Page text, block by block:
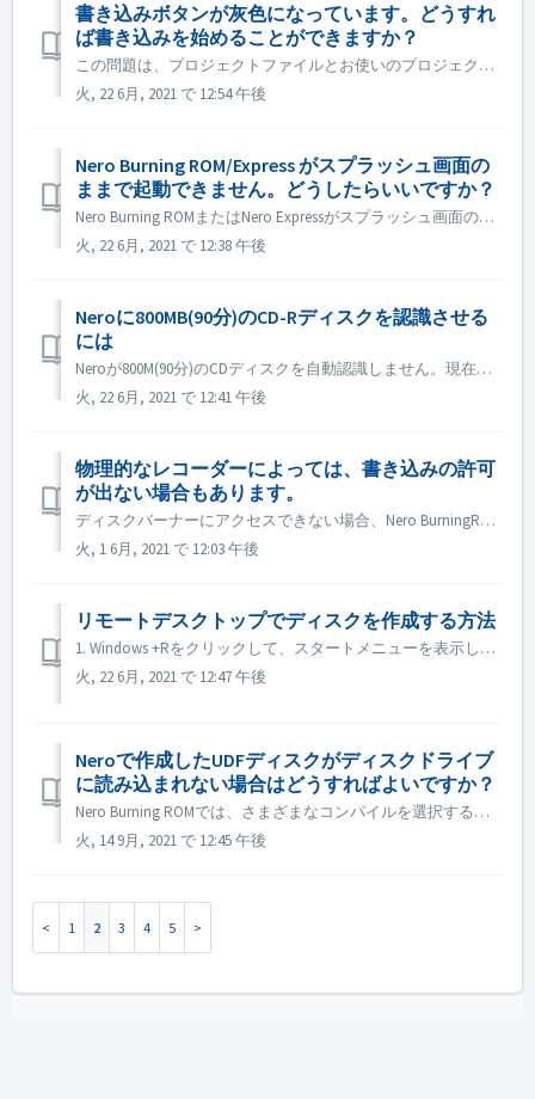
書き込みボタンが灰色になっています。どうすれ
ば書き込みを始めることができますか？
この問題は、プロジェクトファイルとお使いのプロジェクトタイプとの間の不一致が原因である可能性があります。他のプロジェクトタイプを試して、一致問題があるかどうかを確認してください。 ディスクドライブの認識に失敗したことも原因の一つと考えられますので、お試しください。 1. 外付けの光ディスクドライブレコ...
火, 22 6月, 2021 で 12:54 午後
Nero Burning ROM/Express がスプラッシュ画面の
ままで起動できません。どうしたらいいですか？
Nero Burning ROMまたはNero Expressがスプラッシュ画面のみでアプリケーションウィンドウが表示されない場合は、お使いのコンピュータに動作しないディスクドライブがないかどうかを確認してください。 このようなディスクドライブが存在する場合、Nero Burning ROMの起動に失敗すること...
火, 22 6月, 2021 で 12:38 午後
Neroに800MB(90分)のCD-Rディスクを認識させる
には
Neroが800M(90分)のCDディスクを自動認識しません。現在も700M(80分)として認識されています。 800M近いデータをフルディスクで書き込む必要がある場合は、「OverBurn」機能を有効にすることができます。 Nero Burning ROM/Nero Expressの「オプション」ダ...
火, 22 6月, 2021 で 12:41 午後
物理的なレコーダーによっては、書き込みの許可
が出ない場合もあります。
ディスクバーナーにアクセスできない場合、Nero BurningROMまたはNero Expressを開くと、エラーメッセージがポップアップ表示されます。 解決方法： 管理者アカウントでWIN+Rを押して gpedit.msc と入力し、「CD and DVD:Deny read acces...
火, 1 6月, 2021 で 12:03 午後
リモートデスクトップでディスクを作成する方法
1. Windows +Rをクリックして、スタートメニューを表示します。 2. 検索ボックスに gpedit.msc と入力し、キーボードの[Enter]キーを押します。ローカルグループポリシーエディターが表示されます。 3. ローカルグループポリシーエディターのウィンドウが開いたら、Adm...
火, 22 6月, 2021 で 12:47 午後
Neroで作成したUDFディスクがディスクドライブ
に読み込まれない場合はどうすればよいですか？
Nero Burning ROMでは、さまざまなコンパイルを選択することができます。 UDF ディスクを作成した場合、ディスクドライブと UDF の互換性が低いと、ディスクの読み取りに失敗することがあります。 ISOやUDF/ISOのような他のコンパイレーションを選択して、再度お試しになることをお勧めします。 ...
火, 14 9月, 2021 で 12:45 午後
1 2 3 4 5